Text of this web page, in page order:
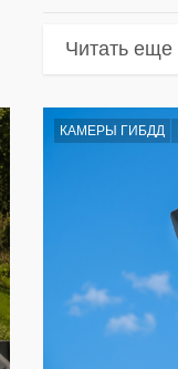
Читать еще
КАМЕРЫ ГИБДД